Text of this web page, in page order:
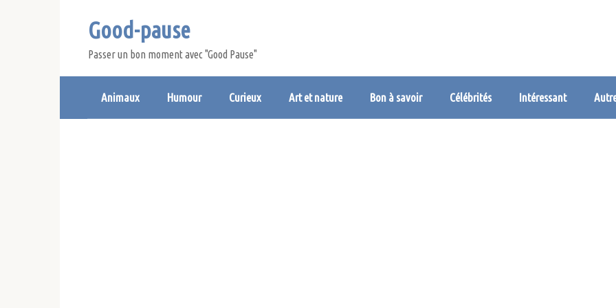
Good-pause
Passer un bon moment avec "Good Pause"
Animaux Humour Curieux Art et nature Bon à savoir Célébrités Intéressant